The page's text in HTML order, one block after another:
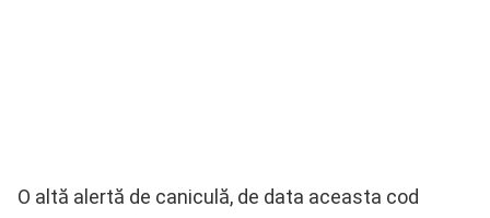
O altă alertă de caniculă, de data aceasta cod